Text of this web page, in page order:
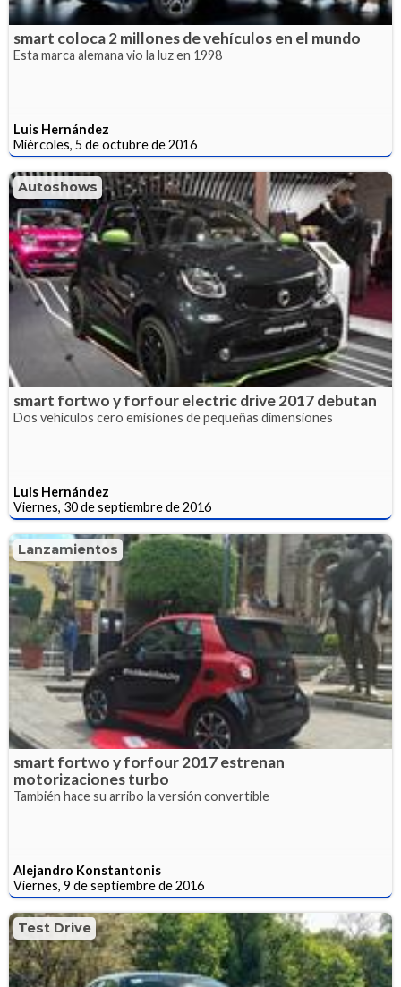
smart coloca 2 millones de vehículos en el mundo
Esta marca alemana vio la luz en 1998
Luis Hernández
Miércoles, 5 de octubre de 2016
Autoshows
smart fortwo y forfour electric drive 2017 debutan
Dos vehículos cero emisiones de pequeñas dimensiones
Luis Hernández
Viernes, 30 de septiembre de 2016
Lanzamientos
smart fortwo y forfour 2017 estrenan
motorizaciones turbo
También hace su arribo la versión convertible
Alejandro Konstantonis
Viernes, 9 de septiembre de 2016
Test Drive